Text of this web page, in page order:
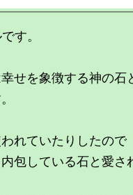
す。
せを象徴する神の石
れていたりしたので
包している石と愛さ